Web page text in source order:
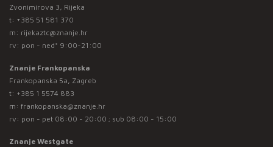
Zvonimirova 3, Rijeka
t: +385 51 581 370
m: rijekaztc@znanje.hr
rv: pon - ned* 9:00-21:00
Znanje Frankopanska
Frankopanska 5a, Zagreb
t: +385 1 5574 883
m: frankopanska@znanje.hr
rv: pon - pet 08:00 - 20:00 ; sub 08:00 - 15:00
Znanje Westgate